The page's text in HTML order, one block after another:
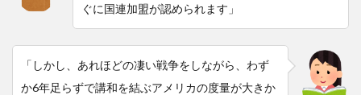
ぐに国連加盟が認められます」
「しかし、あれほどの凄い戦争をしながら、わず
か6年足らずで講和を結ぶアメリカの度量が大きか